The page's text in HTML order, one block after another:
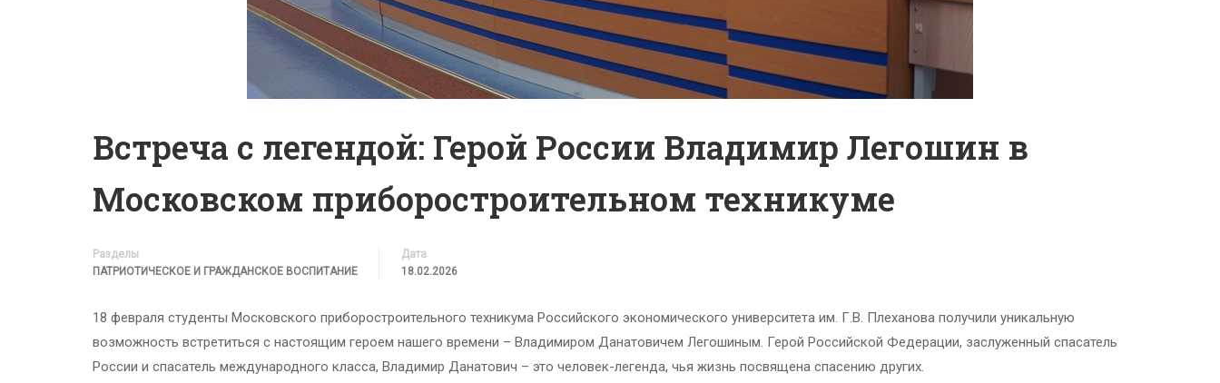
Встреча с легендой: Герой России Владимир Легошин в
Московском приборостроительном техникуме
Разделы
ПАТРИОТИЧЕСКОЕ И ГРАЖДАНСКОЕ ВОСПИТАНИЕ
Дата
18.02.2026
18 февраля студенты Московского приборостроительного техникума Российского экономического университета им. Г.В. Плеханова получили уникальную
возможность встретиться с настоящим героем нашего времени – Владимиром Данатовичем Легошиным. Герой Российской Федерации, заслуженный спасатель
России и спасатель международного класса, Владимир Данатович – это человек-легенда, чья жизнь посвящена спасению других.